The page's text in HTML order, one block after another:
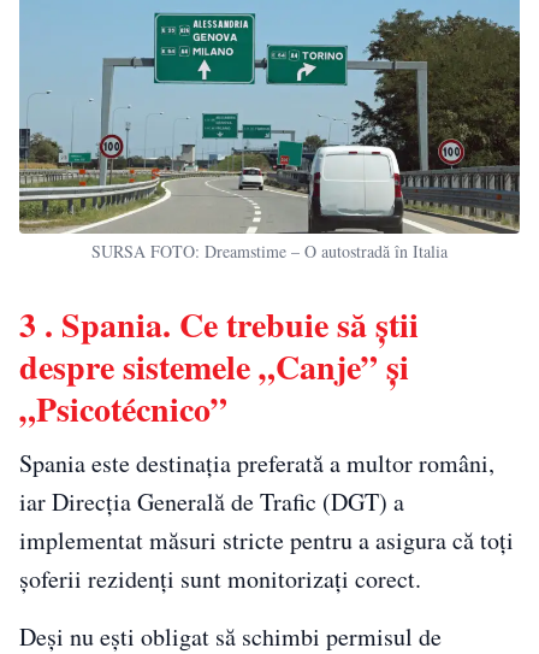
SURSA FOTO: Dreamstime – O autostradă în Italia
3 . Spania. Ce trebuie să știi
despre sistemele „Canje” și
„Psicotécnico”
Spania este destinația preferată a multor români,
iar Direcția Generală de Trafic (DGT) a
implementat măsuri stricte pentru a asigura că toți
șoferii rezidenți sunt monitorizați corect.
Deși nu ești obligat să schimbi permisul de